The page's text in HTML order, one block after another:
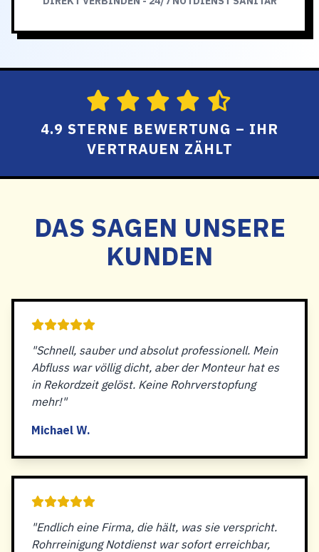
4.9 STERNE BEWERTUNG – IHR
VERTRAUEN ZÄHLT
DAS SAGEN UNSERE
KUNDEN
"Schnell, sauber und absolut professionell. Mein
Abfluss war völlig dicht, aber der Monteur hat es
in Rekordzeit gelöst. Keine Rohrverstopfung
mehr!"
Michael W.
"Endlich eine Firma, die hält, was sie verspricht.
Rohrreinigung Notdienst war sofort erreichbar,